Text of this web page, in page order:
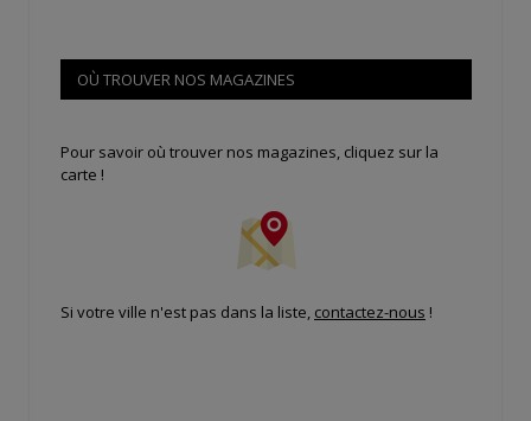
OÙ TROUVER NOS MAGAZINES
Pour savoir où trouver nos magazines, cliquez sur la
carte !
Si votre ville n'est pas dans la liste, contactez-nous !